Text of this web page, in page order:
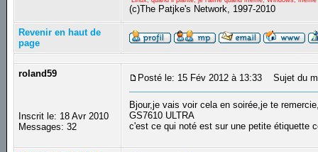
(c)The Patjke's Network, 1997-2010
Revenir en haut de
page
roland59
Inscrit le: 18 Avr 2010
Messages: 32
Posté le: 15 Fév 2012 à 13:33 Sujet du
Bjour,je vais voir cela en soirée,je te
GS7610 ULTRA
c'est ce qui noté est sur une petite étiquette